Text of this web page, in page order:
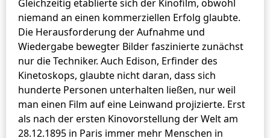
Gleichzeitig etablierte sich der Kinofilm, obwohl
niemand an einen kommerziellen Erfolg glaubte.
Die Herausforderung der Aufnahme und
Wiedergabe bewegter Bilder faszinierte zunächst
nur die Techniker. Auch Edison, Erfinder des
Kinetoskops, glaubte nicht daran, dass sich
hunderte Personen unterhalten ließen, nur weil
man einen Film auf eine Leinwand projizierte. Erst
als nach der ersten Kinovorstellung der Welt am
28.12.1895 in Paris immer mehr Menschen in